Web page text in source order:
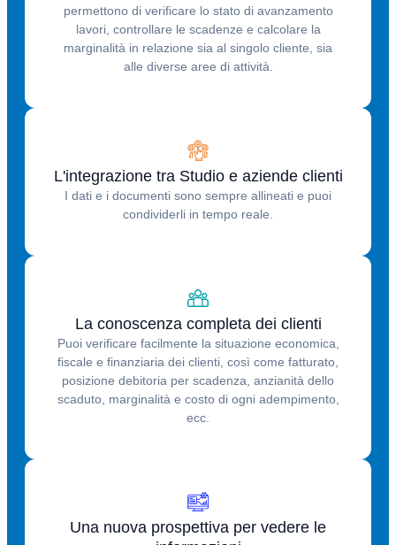
permettono di verificare lo stato di avanzamento
lavori, controllare le scadenze e calcolare la
marginalità in relazione sia al singolo cliente, sia
alle diverse aree di attività.
L'integrazione tra Studio e aziende clienti
I dati e i documenti sono sempre allineati e puoi
condividerli in tempo reale.
La conoscenza completa dei clienti
Puoi verificare facilmente la situazione economica,
fiscale e finanziaria dei clienti, così come fatturato,
posizione debitoria per scadenza, anzianità dello
scaduto, marginalità e costo di ogni adempimento,
ecc.
Una nuova prospettiva per vedere le